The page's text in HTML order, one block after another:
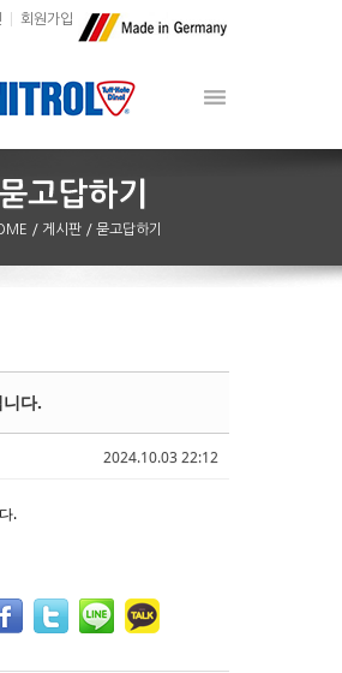
회원가입
/ 게시판 / 묻고답하기
2024.10.03 22:12
다.
.
스케치북5
스케치북5
스케치북5
스케치북5